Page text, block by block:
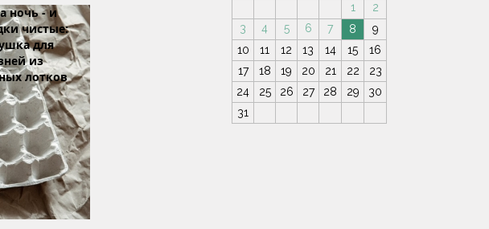
ночь - и
чистые:
для
из
лотков
1
2
3
4 5 6 7 8
9
10
11 12 13 14 15
16
17
18 19 20 21 22
23
24
25 26 27 28 29
30
31